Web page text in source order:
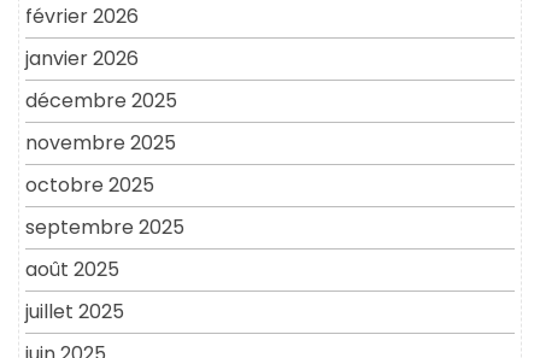
février 2026
janvier 2026
décembre 2025
novembre 2025
octobre 2025
septembre 2025
août 2025
juillet 2025